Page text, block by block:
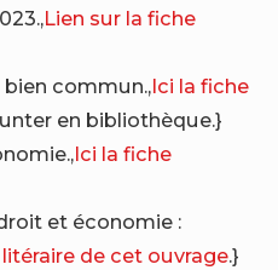
Lien sur la fiche
commun.,Ici la fiche
en bibliothèque.}
Ici la fiche
et économie :
de cet ouvrage.}